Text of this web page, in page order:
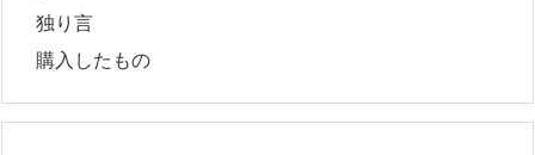
独り言
購入したもの